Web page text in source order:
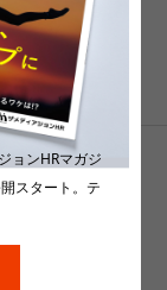
用ホーム
禍で、しっ
。
ョンHRマガジ
スタート。テ